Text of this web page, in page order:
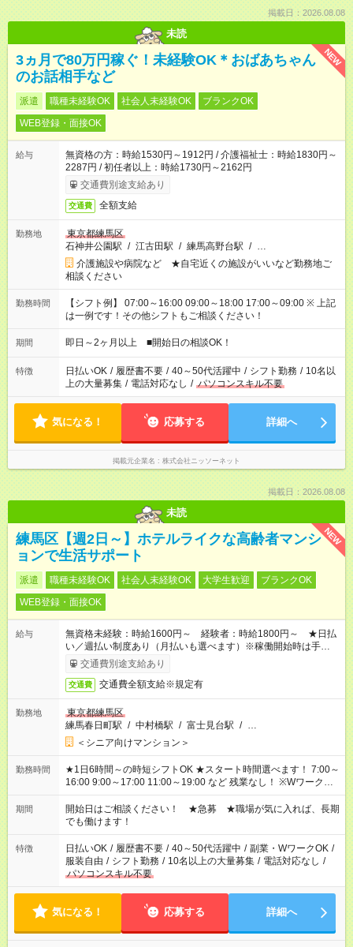
掲載日：2026.08.08
未読
NEW
3ヵ月で80万円稼ぐ！未経験OK＊おばあちゃん
のお話相手など
派遣 職種未経験OK 社会人未経験OK
ブランクOK
WEB登録・面接OK
給与
無資格の方：時給1530円～1912円 / 介護福祉士：時給1830円～
2287円 / 初任者以上：時給1730円～2162円
交通費別途支給あり
交通費 全額支給
勤務地
東京都練馬区
石神井公園駅 / 江古田駅 / 練馬高野台駅 / …
介護施設や病院など ★自宅近くの施設がいいなど勤務地ご
相談ください
勤務時間
【シフト例】 07:00～16:00 09:00～18:00 17:00～09:00 ※ 上記
は一例です！その他シフトもご相談ください！
期間 即日～2ヶ月以上 ■開始日の相談OK！
特徴 日払いOK / 履歴書不要 / 40～50代活躍中 / シフト勤務 / 10名以
上の大量募集 / 電話対応なし / パソコンスキル不要
気になる！ 応募する 詳細へ
掲載元企業名 株式会社ニッソーネット
掲載日：2026.08.08
未読
NEW
練馬区【週2日～】ホテルライクな高齢者マンシ
ョンで生活サポート
派遣 職種未経験OK 社会人未経験OK 大学生歓迎
ブランクOK
WEB登録・面接OK
給与
無資格未経験：時給1600円～ 経験者：時給1800円～ ★日払
い／週払い制度あり（月払いも選べます）※稼働開始時は手続き
完了次第のお支払いとなります。
交通費別途支給あり
交通費 交通費全額支給※規定有
勤務地
東京都練馬区
練馬春日町駅 / 中村橋駅 / 富士見台駅 / …
＜シニア向けマンション＞
勤務時間
★1日6時間～の時短シフトOK ★スタート時間選べます！ 7:00～
16:00 9:00～17:00 11:00～19:00 など 残業なし！ ※Wワークの
場合、他のお仕事と合わせ週40時間超の就業はご案内できませ
ん ※法令に基づき、週20時間以上勤務は社会保険への加入対象
となります ※労働者派遣法（日雇い派遣の原則禁止）により、
短時間・短期間の就業はご案内が難しい場合があります
期間
開始日はご相談ください！ ★急募 ★職場が気に入れば、長期
でも働けます！
特徴 日払いOK / 履歴書不要 / 40～50代活躍中 / 副業・WワークOK /
服装自由 / シフト勤務 / 10名以上の大量募集 / 電話対応なし /
パソコンスキル不要
気になる！ 応募する 詳細へ